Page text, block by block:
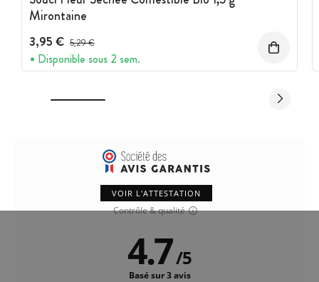
Mirontaine
3,95 € Prix avant réduction :
5,29 €
Disponible sous 2 sem.
VOIR L'ATTESTATION
Contrôle & qualité
4.7/5
Basé sur 3 avis